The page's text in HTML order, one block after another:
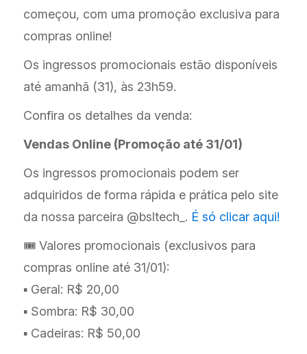
começou, com uma promoção exclusiva para
compras online!
Os ingressos promocionais estão disponíveis
até amanhã (31), às 23h59.
Confira os detalhes da venda:
Vendas Online (Promoção até 31/01)
Os ingressos promocionais podem ser
adquiridos de forma rápida e prática pelo site
da nossa parceira @bsltech_. É só clicar aqui!
🎟️ Valores promocionais (exclusivos para
compras online até 31/01):
▪️ Geral: R$ 20,00
▪️ Sombra: R$ 30,00
▪️ Cadeiras: R$ 50,00